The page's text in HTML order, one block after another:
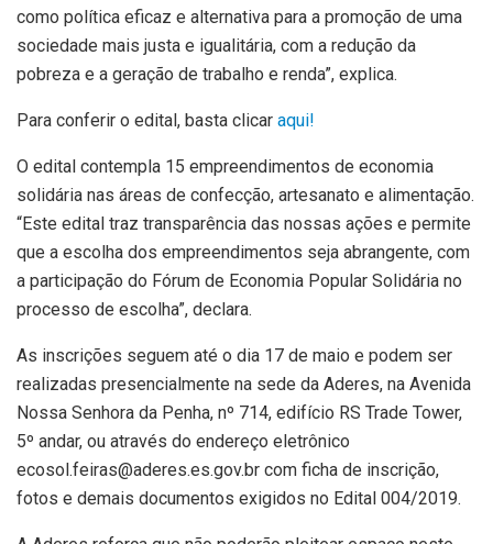
como política eficaz e alternativa para a promoção de uma
sociedade mais justa e igualitária, com a redução da
pobreza e a geração de trabalho e renda”, explica.
Para conferir o edital, basta clicar aqui!
O edital contempla 15 empreendimentos de economia
solidária nas áreas de confecção, artesanato e alimentação.
“Este edital traz transparência das nossas ações e permite
que a escolha dos empreendimentos seja abrangente, com
a participação do Fórum de Economia Popular Solidária no
processo de escolha”, declara.
As inscrições seguem até o dia 17 de maio e podem ser
realizadas presencialmente na sede da Aderes, na Avenida
Nossa Senhora da Penha, nº 714, edifício RS Trade Tower,
5º andar, ou através do endereço eletrônico
ecosol.feiras@aderes.es.gov.br com ficha de inscrição,
fotos e demais documentos exigidos no Edital 004/2019.